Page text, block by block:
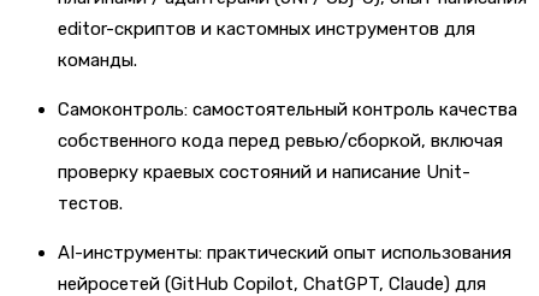
editor-скриптов и кастомных инструментов для
команды.
Самоконтроль: самостоятельный контроль качества
собственного кода перед ревью/сборкой, включая
проверку краевых состояний и написание Unit-
тестов.
AI-инструменты: практический опыт использования
нейросетей (GitHub Copilot, ChatGPT, Claude) для